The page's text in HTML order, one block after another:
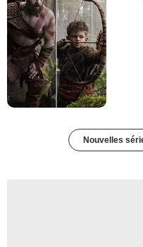
Nouvelles